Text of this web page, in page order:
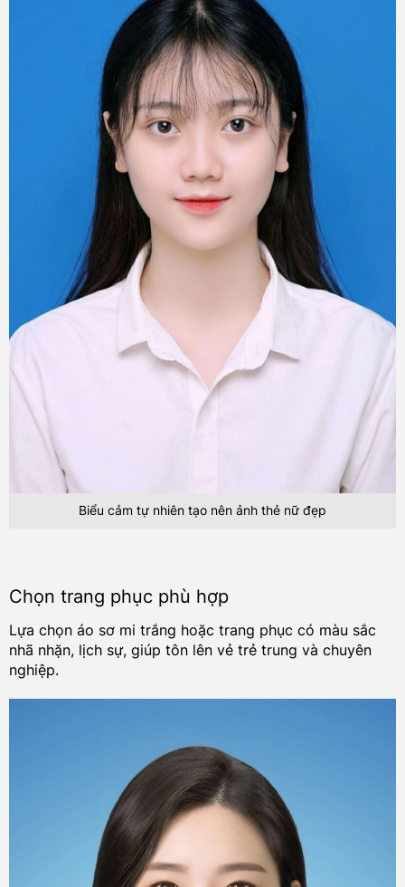
Biểu cảm tự nhiên tạo nên ảnh thẻ nữ đẹp
Chọn trang phục phù hợp
Lựa chọn áo sơ mi trắng hoặc trang phục có màu sắc
nhã nhặn, lịch sự, giúp tôn lên vẻ trẻ trung và chuyên
nghiệp.